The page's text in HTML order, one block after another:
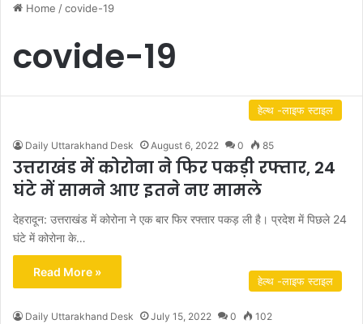
Home /covide-19
covide-19
हेल्थ -लाइफ स्टाइल
Daily Uttarakhand Desk August 6, 2022 0 85
उत्तराखंड में कोरोना ने फिर पकड़ी रफ्तार, 24
घंटे में सामने आए इतने नए मामले
देहरादून: उत्तराखंड में कोरोना ने एक बार फिर रफ्तार पकड़ ली है। प्रदेश में पिछले 24
घंटे में कोरोना के…
Read More »
हेल्थ -लाइफ स्टाइल
Daily Uttarakhand Desk July 15, 2022 0 102